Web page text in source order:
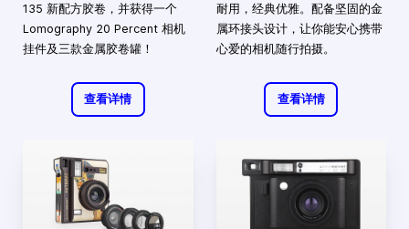
135 新配方胶卷，并获得一个
Lomography 20 Percent 相机
挂件及三款金属胶卷罐！
查看详情
耐用，经典优雅。配备坚固的金
属环接头设计，让你能安心携带
心爱的相机随行拍摄。
查看详情